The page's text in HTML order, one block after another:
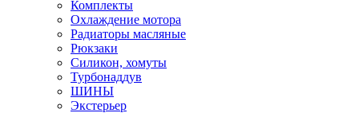
Комплекты
Охлаждение мотора
Радиаторы масляные
Рюкзаки
Силикон, хомуты
Турбонаддув
ШИНЫ
Экстерьер